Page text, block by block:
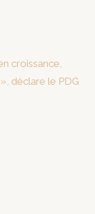
croissance,
déclare le PDG